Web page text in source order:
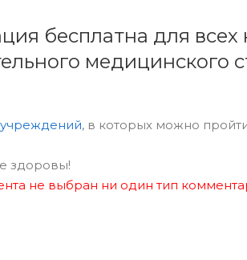
бесплатна для
медицинского
, в которых можно
здоровы!
не выбран ни один тип